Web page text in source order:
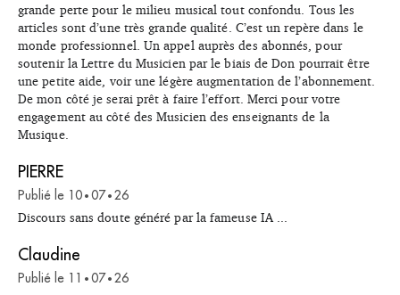
grande perte pour le milieu musical tout confondu. Tous les
articles sont d’une très grande qualité. C’est un repère dans le
monde professionnel. Un appel auprès des abonnés, pour
soutenir la Lettre du Musicien par le biais de Don pourrait être
une petite aide, voir une légère augmentation de l’abonnement.
De mon côté je serai prêt à faire l’effort. Merci pour votre
engagement au côté des Musicien des enseignants de la
Musique.
PIERRE
Publié le 10 • 07 • 26
Discours sans doute généré par la fameuse IA ...
Claudine
Publié le 11 • 07 • 26